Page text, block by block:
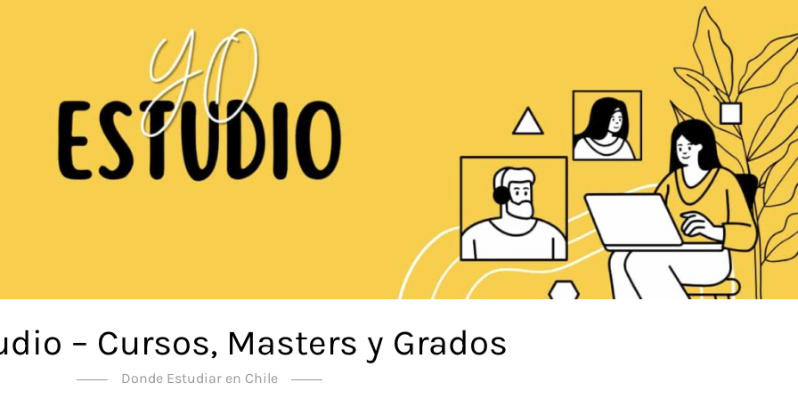
– Cursos, Masters y Grados
Donde Estudiar en Chile